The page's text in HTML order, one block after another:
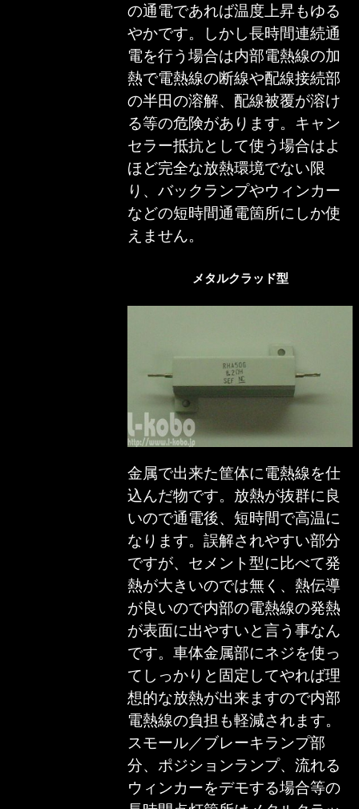
の通電であれば温度上昇もゆる
やかです。しかし長時間連続通
電を行う場合は内部電熱線の加
熱で電熱線の断線や配線接続部
の半田の溶解、配線被覆が溶け
る等の危険があります。キャン
セラー抵抗として使う場合はよ
ほど完全な放熱環境でない限
り、バックランプやウィンカー
などの短時間通電箇所にしか使
えません。
メタルクラッド型
金属で出来た筐体に電熱線を仕
込んだ物です。放熱が抜群に良
いので通電後、短時間で高温に
なります。誤解されやすい部分
ですが、セメント型に比べて発
熱が大きいのでは無く、熱伝導
が良いので内部の電熱線の発熱
が表面に出やすいと言う事なん
です。車体金属部にネジを使っ
てしっかりと固定してやれば理
想的な放熱が出来ますので内部
電熱線の負担も軽減されます。
スモール／ブレーキランプ部
分、ポジションランプ、流れる
ウィンカーをデモする場合等の